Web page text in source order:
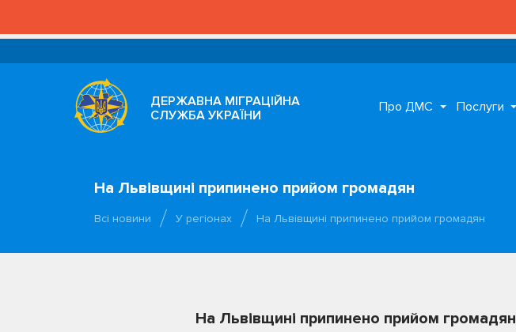
ДЕРЖАВНА МІГРАЦІЙНА
СЛУЖБА УКРАЇНИ
Про ДМС Послуги
На Львівщині припинено прийом громадян
Всі новини У регіонах На Львівщині припинено прийом громадян
На Львівщині припинено прийом громадян